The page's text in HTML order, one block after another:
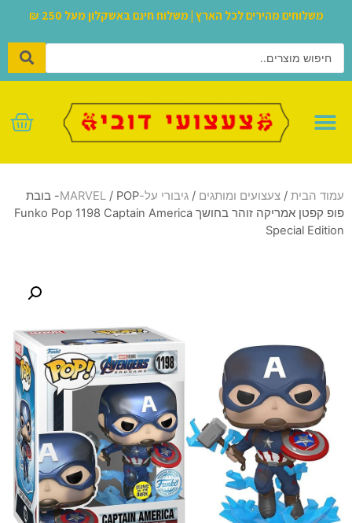
משלוחים מהירים לכל הארץ | משלוח חינם באשקלון מעל 250 ₪
עמוד הבית / צעצועים ומותגים / גיבורי על-MARVEL
/ POP- בובת
פופ קפטן אמריקה זוהר בחושך Funko Pop 1198 Captain America
Special Edition